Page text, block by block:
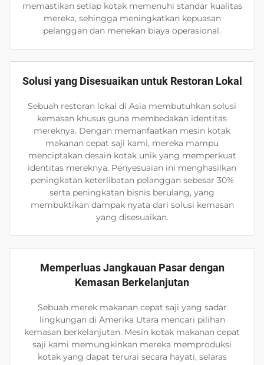
memastikan setiap kotak memenuhi standar kualitas
mereka, sehingga meningkatkan kepuasan
pelanggan dan menekan biaya operasional.
Solusi yang Disesuaikan untuk Restoran Lokal
Sebuah restoran lokal di Asia membutuhkan solusi
kemasan khusus guna membedakan identitas
mereknya. Dengan memanfaatkan mesin kotak
makanan cepat saji kami, mereka mampu
menciptakan desain kotak unik yang memperkuat
identitas mereknya. Penyesuaian ini menghasilkan
peningkatan keterlibatan pelanggan sebesar 30%
serta peningkatan bisnis berulang, yang
membuktikan dampak nyata dari solusi kemasan
yang disesuaikan.
Memperluas Jangkauan Pasar dengan
Kemasan Berkelanjutan
Sebuah merek makanan cepat saji yang sadar
lingkungan di Amerika Utara mencari pilihan
kemasan berkelanjutan. Mesin kotak makanan cepat
saji kami memungkinkan mereka memproduksi
kotak yang dapat terurai secara hayati, selaras